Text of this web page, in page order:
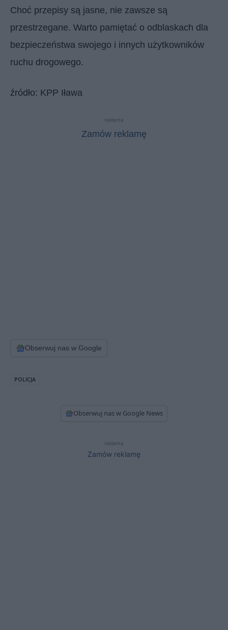
Choć przepisy są jasne, nie zawsze są
przestrzegane. Warto pamiętać o odblaskach dla
bezpieczeństwa swojego i innych użytkowników
ruchu drogowego.
źródło: KPP Iława
reklama
Zamów reklamę
Obserwuj nas w Google
POLICJA
Obserwuj nas w Google News
reklama
Zamów reklamę